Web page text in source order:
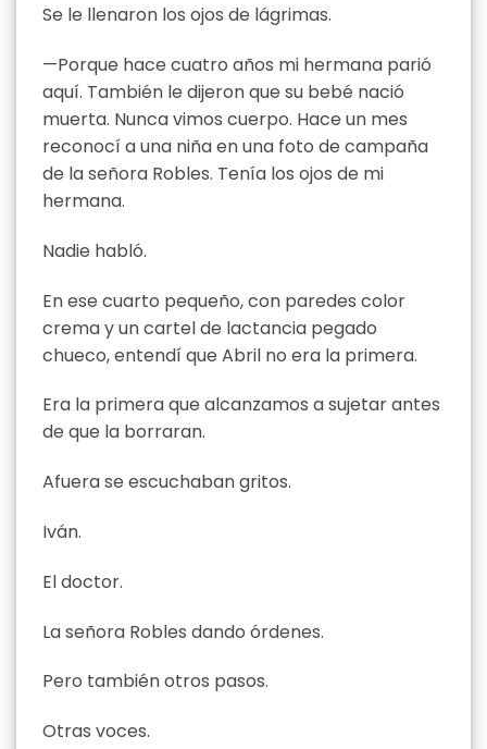
Se le llenaron los ojos de lágrimas.
—Porque hace cuatro años mi hermana parió
aquí. También le dijeron que su bebé nació
muerta. Nunca vimos cuerpo. Hace un mes
reconocí a una niña en una foto de campaña
de la señora Robles. Tenía los ojos de mi
hermana.
Nadie habló.
En ese cuarto pequeño, con paredes color
crema y un cartel de lactancia pegado
chueco, entendí que Abril no era la primera.
Era la primera que alcanzamos a sujetar antes
de que la borraran.
Afuera se escuchaban gritos.
Iván.
El doctor.
La señora Robles dando órdenes.
Pero también otros pasos.
Otras voces.